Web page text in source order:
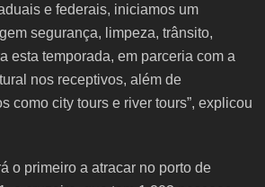
e federais, iniciamos um
segurança, limpeza, trânsito,
esta temporada, em parceria com a
nos receptivos, além de
como city tours e river tours”, explicou
o primeiro a atracar no porto de